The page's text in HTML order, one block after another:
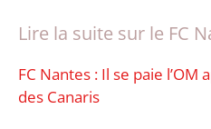
Lire la suite sur le FC
FC Nantes : Il se paie
des Canaris